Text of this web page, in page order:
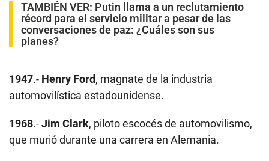
TAMBIÉN VER: Putin llama a un reclutamiento
récord para el servicio militar a pesar de las
conversaciones de paz: ¿Cuáles son sus
planes?
1947.- Henry Ford, magnate de la industria
automovilística estadounidense.
1968.-Jim Clark, piloto escocés de automovilismo,
que murió durante una carrera en Alemania.